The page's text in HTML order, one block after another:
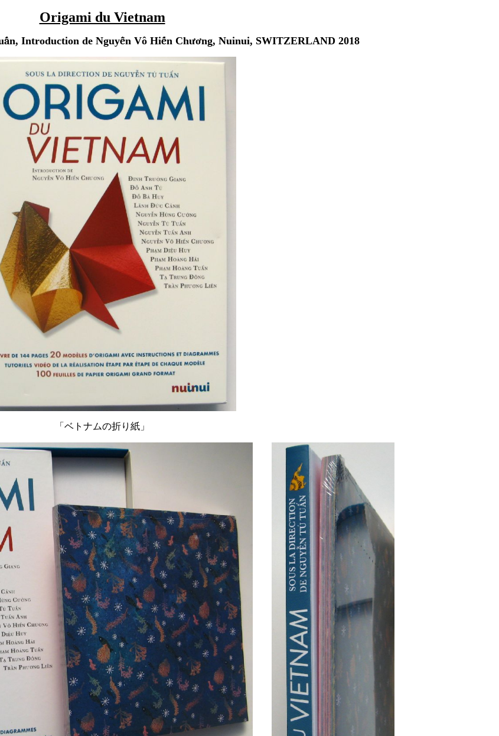
Origami du Vietnam
ấn, Introduction de Nguyễn Vô Hiến Chương, Nuinui, SWITZERLAND 2018
「ベトナムの折り紙」